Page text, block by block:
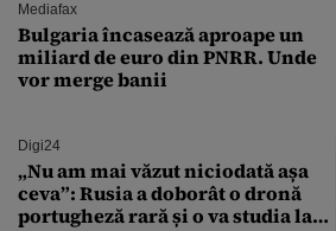
Mediafax
Bulgaria încasează aproape un
miliard de euro din PNRR. Unde
vor merge banii
Digi24
„Nu am mai văzut niciodată așa
ceva”: Rusia a doborât o dronă
portugheză rară și o va studia la